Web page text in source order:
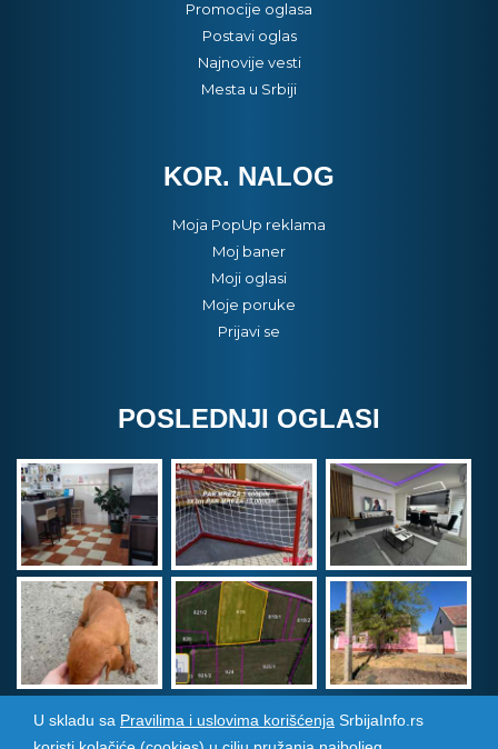
Promocije oglasa
Postavi oglas
Najnovije vesti
Mesta u Srbiji
KOR. NALOG
Moja PopUp reklama
Moj baner
Moji oglasi
Moje poruke
Prijavi se
POSLEDNJI OGLASI
U skladu sa Pravilima i uslovima korišćenja SrbijaInfo.rs